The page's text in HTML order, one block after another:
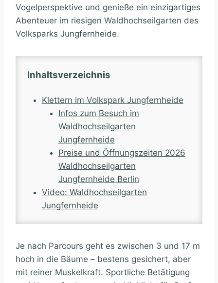
Vogelperspektive und genieße ein einzigartiges
Abenteuer im riesigen Waldhochseilgarten des
Volksparks Jungfernheide.
Inhaltsverzeichnis
Klettern im Volkspark Jungfernheide
Infos zum Besuch im
Waldhochseilgarten
Jungfernheide
Preise und Öffnungszeiten 2026
Waldhochseilgarten
Jungfernheide Berlin
Video: Waldhochseilgarten
Jungfernheide
Je nach Parcours geht es zwischen 3 und 17 m
hoch in die Bäume – bestens gesichert, aber
mit reiner Muskelkraft. Sportliche Betätigung